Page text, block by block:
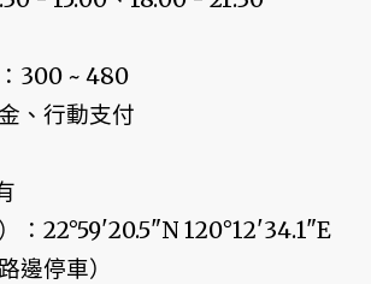
300 ~ 480
、行動支付
：22°59'20.5"N 120°12'34.1"E
邊停車）